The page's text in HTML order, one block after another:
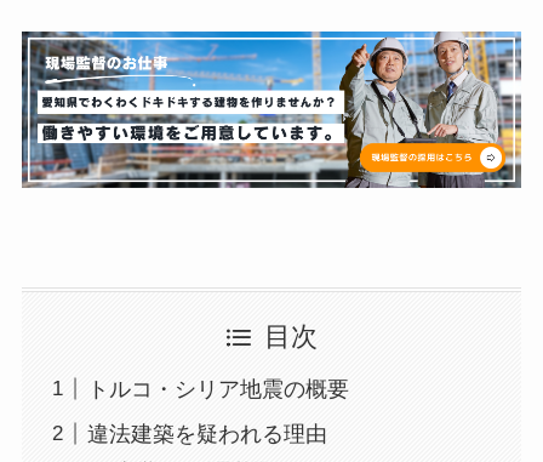
目次
トルコ・シリア地震の概要
違法建築を疑われる理由